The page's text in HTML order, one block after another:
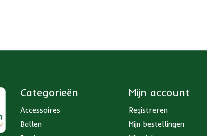
Categorieën
Accessoires
Ballen
Mijn account
Registreren
Mijn bestellingen